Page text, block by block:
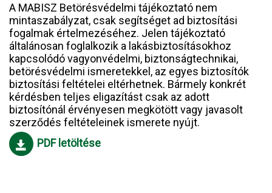
A MABISZ Betörésvédelmi tájékoztató nem
mintaszabályzat, csak segítséget ad biztosítási
fogalmak értelmezéséhez. Jelen tájékoztató
általánosan foglalkozik a lakásbiztosításokhoz
kapcsolódó vagyonvédelmi, biztonságtechnikai,
betörésvédelmi ismeretekkel, az egyes biztosítók
biztosítási feltételei eltérhetnek. Bármely konkrét
kérdésben teljes eligazítást csak az adott
biztosítónál érvényesen megkötött vagy javasolt
szerződés feltételeinek ismerete nyújt.
PDF letöltése